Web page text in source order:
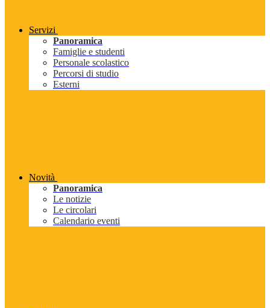
Servizi
Panoramica
Famiglie e studenti
Personale scolastico
Percorsi di studio
Esterni
Novità
Panoramica
Le notizie
Le circolari
Calendario eventi